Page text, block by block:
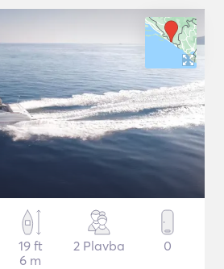
19 ft
6 m
2 Plavba 0